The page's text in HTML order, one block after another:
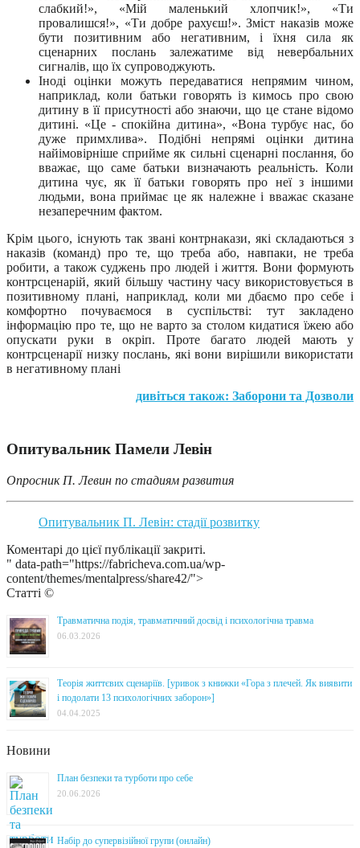
слабкий!», «Мій маленький хлопчик!», «Ти
провалишся!», «Ти добре рахуєш!». Зміст наказів може
бути позитивним або негативним, і їхня сила як
сценарних послань залежатиме від невербальних
сигналів, що їх супроводжують.
Іноді оцінки можуть передаватися непрямим чином,
наприклад, коли батьки говорять із кимось про свою
дитину в її присутності або знаючи, що це стане відомо
дитині. «Це - спокійна дитина», «Вона турбує нас, бо
дуже примхлива». Подібні непрямі оцінки дитина
найімовірніше сприйме як сильні сценарні послання, бо
вважає, що саме батьки визначають реальність. Коли
дитина чує, як її батьки говорять про неї з іншими
людьми, вона приймає це як належне і вважає сказане
незаперечним фактом.
Крім цього, існують так звані контрнакази, які складаються з
наказів (команд) про те, що треба або, навпаки, не треба
робити, а також суджень про людей і життя. Вони формують
контрсценарій, який більшу частину часу використовується в
позитивному плані, наприклад, коли ми дбаємо про себе і
комфортно почуваємося в суспільстві: тут закладено
інформацію про те, що не варто за столом кидатися їжею або
опускати руки в окріп. Проте багато людей мають у
контрсценарії низку послань, які вони вирішили використати
в негативному плані
дивіться також: Заборони та Дозволи
Опитувальник Памели Левін
Опросник П. Левин по стадиям развития
Опитувальник П. Левін: стадії розвитку
Коментарі до цієї публікації закриті.
" data-path="https://fabricheva.com.ua/wp-
content/themes/mentalpress/share42/">
Статті ©
Травматична подія, травматичний досвід і психологічна травма
06.03.2026
Теорія життєвих сценаріїв. [уривок з книжки «Гора з плечей. Як виявити
і подолати 13 психологічних заборон»]
04.04.2025
Новини
План безпеки та турботи про себе
20.06.2026
Набір до супервізійної групи (онлайн)